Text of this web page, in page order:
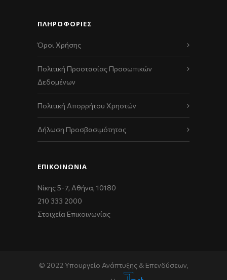
ΠΛΗΡΟΦΟΡΙΕΣ
Όροι Χρήσης
Πολιτική Προστασίας Προσωπικών
Δεδομένων
Πολιτική Απορρήτου Χρηστών
Δήλωση Προσβασιμότητας
ΕΠΙΚΟΙΝΩΝΊΑ
Νίκης 5-7, Αθήνα, 10180
210 333 2000
Στοιχεία Επικοινωνίας
© 2022 Υπουργείο Ανάπτυξης & Επενδύσεων,